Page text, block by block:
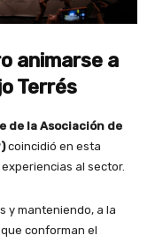
animarse a
Terrés
de la Asociación de
coincidió en esta
al sector.
y manteniendo, a la
conforman el